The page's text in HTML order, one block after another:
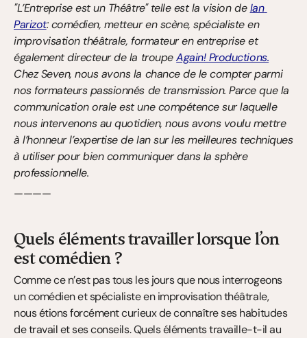
"L’Entreprise est un Théâtre" telle est la vision de Ian
Parizot: comédien, metteur en scène, spécialiste en
improvisation théâtrale, formateur en entreprise et
également directeur de la troupe Again! Productions.
Chez Seven, nous avons la chance de le compter parmi
nos formateurs passionnés de transmission. Parce que la
communication orale est une compétence sur laquelle
nous intervenons au quotidien, nous avons voulu mettre
à l’honneur l’expertise de Ian sur les meilleures techniques
à utiliser pour bien communiquer dans la sphère
professionnelle.
————
Quels éléments travailler lorsque l’on
est comédien ?
Comme ce n’est pas tous les jours que nous interrogeons
un comédien et spécialiste en improvisation théâtrale,
nous étions forcément curieux de connaître ses habitudes
de travail et ses conseils. Quels éléments travaille-t-il au